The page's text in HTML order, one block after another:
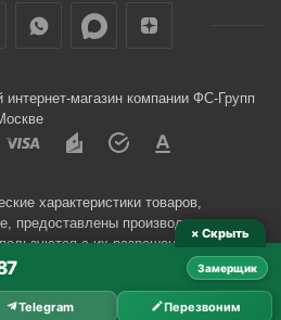
магазин компании ФС-Групп
характеристики товаров,
предоставлены производителями
с их разрешения.
× Скрыть
Замерщик
Telegram Перезвоним